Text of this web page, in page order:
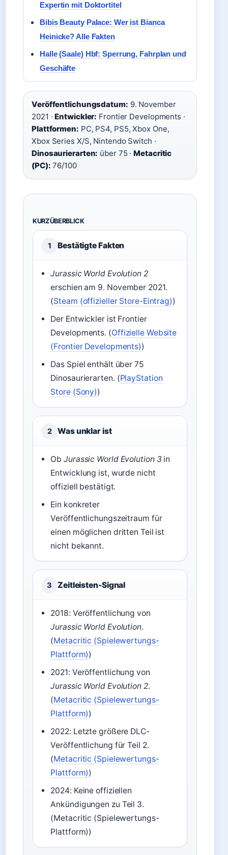
Expertin mit Doktortitel
Bibis Beauty Palace: Wer ist Bianca
Heinicke? Alle Fakten
Halle (Saale) Hbf: Sperrung, Fahrplan und
Geschäfte
Veröffentlichungsdatum: 9. November
2021 ·Entwickler: Frontier Developments ·
Plattformen: PC, PS4, PS5, Xbox One,
Xbox Series X/S, Nintendo Switch ·
Dinosaurierarten: über 75 ·Metacritic
(PC): 76/100
KURZÜBERBLICK
1 Bestätigte Fakten
Jurassic World Evolution 2
erschien am 9. November 2021.
(Steam (offizieller Store-Eintrag))
Der Entwickler ist Frontier
Developments. (Offizielle Website
(Frontier Developments))
Das Spiel enthält über 75
Dinosaurierarten. (PlayStation
Store (Sony))
2 Was unklar ist
ObJurassic World Evolution 3 in
Entwicklung ist, wurde nicht
offiziell bestätigt.
Ein konkreter
Veröffentlichungszeitraum für
einen möglichen dritten Teil ist
nicht bekannt.
3 Zeitleisten-Signal
2018: Veröffentlichung von
Jurassic World Evolution.
(Metacritic (Spielewertungs-
Plattform))
2021: Veröffentlichung von
Jurassic World Evolution 2.
(Metacritic (Spielewertungs-
Plattform))
2022: Letzte größere DLC-
Veröffentlichung für Teil 2.
(Metacritic (Spielewertungs-
Plattform))
2024: Keine offiziellen
Ankündigungen zu Teil 3.
(Metacritic (Spielewertungs-
Plattform))